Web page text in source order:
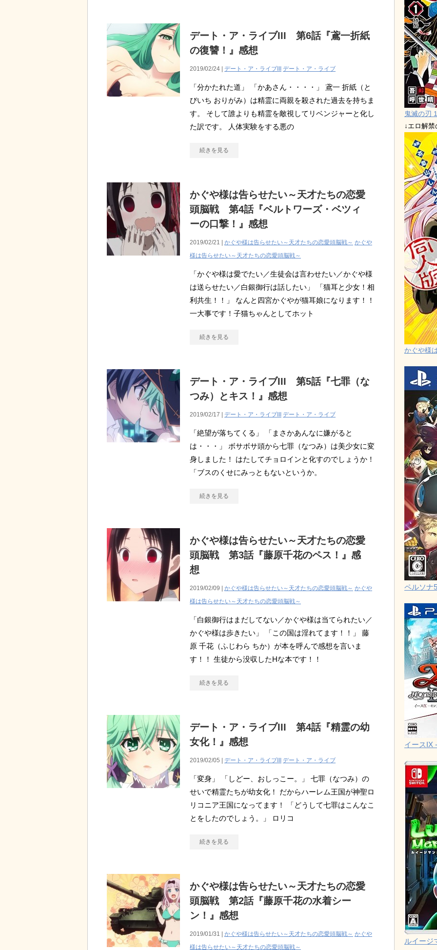
デート・ア・ライブIII 第6話『鳶一折紙
の復讐！』感想
2019/02/24 | デート・ア・ライブIII デート・ア・ライブ
「分かたれた道」 「かあさん・・・・」 鳶一 折紙（と
びいち おりがみ）は精霊に両親を殺された過去を持ちま
す。 そして誰よりも精霊を敵視してリベンジャーと化し
た訳です。 人体実験をする悪の
続きを見る
かぐや様は告らせたい～天才たちの恋愛
頭脳戦 第4話『ベルトワーズ・ベツィ
ーの口撃！』感想
2019/02/21 | かぐや様は告らせたい～天才たちの恋愛頭脳戦～ かぐや
様は告らせたい～天才たちの恋愛頭脳戦～
「かぐや様は愛でたい／生徒会は言わせたい／かぐや様
は送らせたい／白銀御行は話したい」 「猫耳と少女！相
利共生！！」 なんと四宮かぐやが猫耳娘になります！！
一大事です！子猫ちゃんとしてホット
続きを見る
デート・ア・ライブIII 第5話『七罪（な
つみ）とキス！』感想
2019/02/17 | デート・ア・ライブIII デート・ア・ライブ
「絶望が落ちてくる」 「まさかあんなに嫌がると
は・・・」 ボサボサ頭から七罪（なつみ）は美少女に変
身しました！ はたしてチョロインと化すのでしょうか！
「ブスのくせにみっともないというか。
続きを見る
かぐや様は告らせたい～天才たちの恋愛
頭脳戦 第3話『藤原千花のペス！』感
想
2019/02/09 | かぐや様は告らせたい～天才たちの恋愛頭脳戦～ かぐや
様は告らせたい～天才たちの恋愛頭脳戦～
「白銀御行はまだしてない／かぐや様は当てられたい／
かぐや様は歩きたい」 「この国は淫れてます！！」 藤
原 千花（ふじわら ちか）が本を呼んで感想を言いま
す！！ 生徒から没収したHな本です！！
続きを見る
デート・ア・ライブIII 第4話『精霊の幼
女化！』感想
2019/02/05 | デート・ア・ライブIII デート・ア・ライブ
「変身」 「しどー、おしっこー。」 七罪（なつみ）の
せいで精霊たちが幼女化！ だからハーレム王国が神聖ロ
リコニア王国になってます！ 「どうして七罪はこんなこ
とをしたのでしょう。」 ロリコ
続きを見る
かぐや様は告らせたい～天才たちの恋愛
頭脳戦 第2話『藤原千花の水着シー
ン！』感想
2019/01/31 | かぐや様は告らせたい～天才たちの恋愛頭脳戦～ かぐや
様は告らせたい～天才たちの恋愛頭脳戦～
鬼滅の刃
↓エロ解
かぐや様
ペルソナ
イースIX
ルイージ